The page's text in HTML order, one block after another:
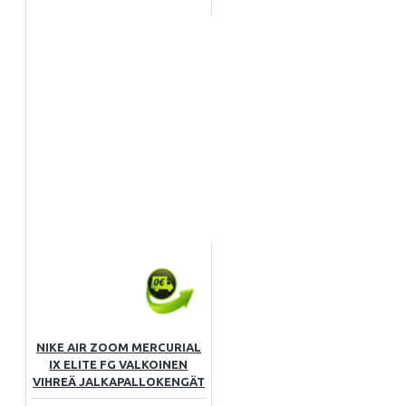
NIKE AIR ZOOM MERCURIAL
IX ELITE FG VALKOINEN
VIHREÄ JALKAPALLOKENGÄT